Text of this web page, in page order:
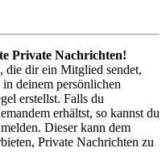
Private Nachrichten!
die dir ein Mitglied sendet,
deinem persönlichen
erstellst. Falls du
erhältst, so kannst du
Dieser kann dem
Private Nachrichten zu